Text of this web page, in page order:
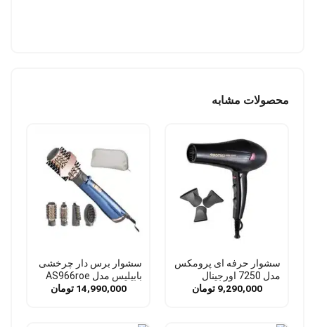
محصولات مشابه
سشوار حرفه‌ ای پرومکس
مدل 7250 اورجینال
9,290,000 تومان
سشوار برس دار چرخشی
بابیلیس مدل AS966roe
14,990,000 تومان